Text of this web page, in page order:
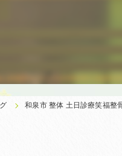
和泉市 整体 土日診療笑福整